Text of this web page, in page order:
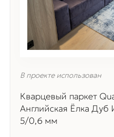
В проекте использован
Кварцевый паркет
Английская Ёлка Дуб
5/0,6 мм